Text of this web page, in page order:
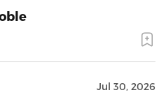
Jul 30, 2026